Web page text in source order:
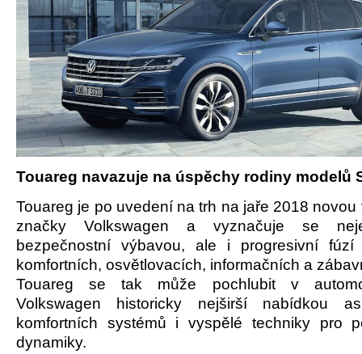
Touareg navazuje na úspěchy rodiny modelů
Touareg je po uvedení na trh na jaře 2018
značky Volkswagen a vyznačuje se
bezpečnostní výbavou, ale i progresivní fúzí
komfortních, osvětlovacích, informačních a
Touareg se tak může pochlubit v
Volkswagen historicky nejširší nabídkou
komfortních systémů i vyspělé techniky pro
dynamiky.